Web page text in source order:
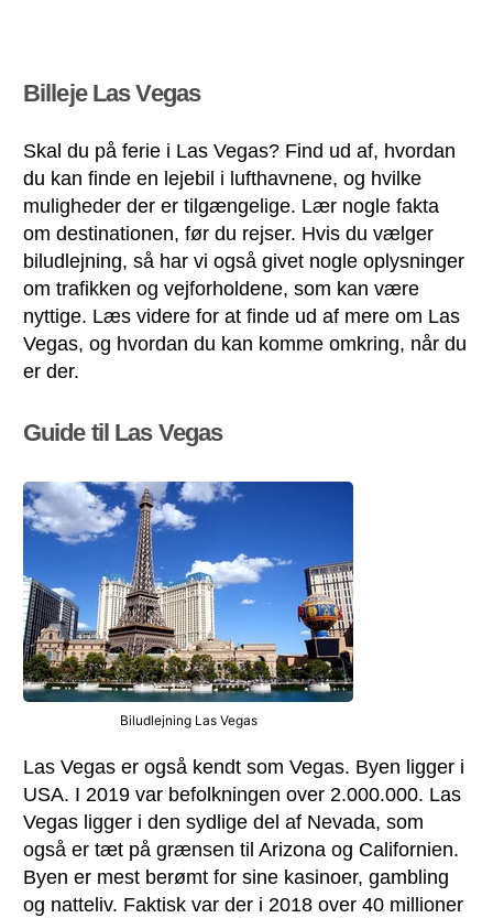
Billeje Las Vegas
Skal du på ferie i Las Vegas? Find ud af, hvordan
du kan finde en lejebil i lufthavnene, og hvilke
muligheder der er tilgængelige. Lær nogle fakta
om destinationen, før du rejser. Hvis du vælger
biludlejning, så har vi også givet nogle oplysninger
om trafikken og vejforholdene, som kan være
nyttige. Læs videre for at finde ud af mere om Las
Vegas, og hvordan du kan komme omkring, når du
er der.
Guide til Las Vegas
Biludlejning Las Vegas
Las Vegas er også kendt som Vegas. Byen ligger i
USA. I 2019 var befolkningen over 2.000.000. Las
Vegas ligger i den sydlige del af Nevada, som
også er tæt på grænsen til Arizona og Californien.
Byen er mest berømt for sine kasinoer, gambling
og natteliv. Faktisk var der i 2018 over 40 millioner